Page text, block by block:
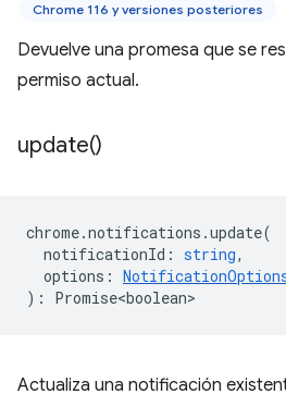
Chrome 116 y versiones posteriores
Devuelve una promesa que se
permiso actual.
update()
chrome.notifications .update(
notificationId : string,
options :
) : Promise<boolean>
Actualiza una notificación